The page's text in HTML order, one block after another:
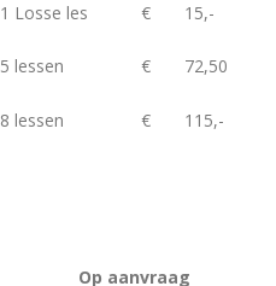
1 Losse les € 15,-
5 lessen € 72,50
8 lessen € 115,-
Op aanvraag